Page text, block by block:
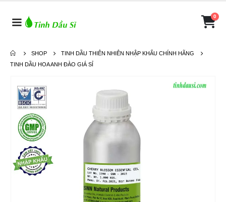
0
SHOP
TINH DẦU THIÊN NHIÊN NHẬP KHẨU CHÍNH HÃNG
TINH DẦU HOA ANH ĐÀO GIÁ SỈ